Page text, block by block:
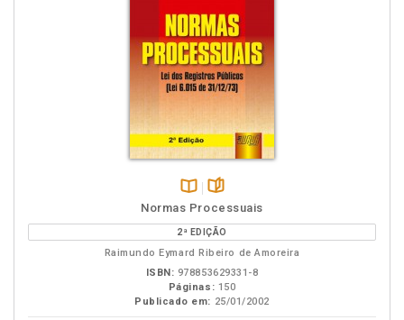
Disponível
na
B.V.
páginas
Normas Processuais
2ª EDIÇÃO
Raimundo Eymard Ribeiro de Amoreira
ISBN: 978853629331-8
Páginas: 150
Publicado em: 25/01/2002